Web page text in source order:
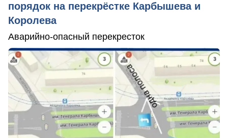
порядок на перекрёстке Карбышева и
Королева
Аварийно-опасный перекресток